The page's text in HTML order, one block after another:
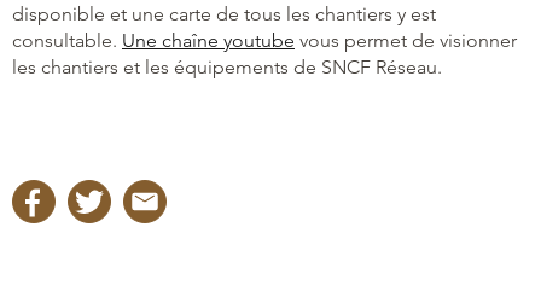
disponible et une carte de tous les chantiers y est
consultable. Une chaîne youtube vous permet de visionner
les chantiers et les équipements de SNCF Réseau.